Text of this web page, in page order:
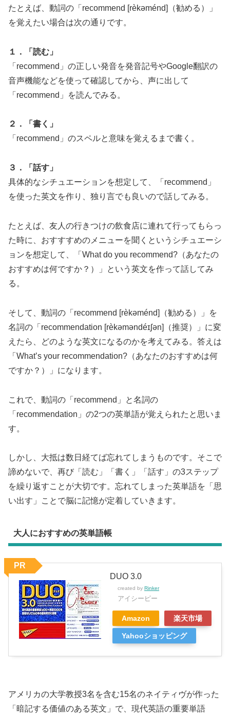
たとえば、動詞の「recommend [rèkəménd]（勧める）」
を覚えたい場合は次の通りです。
１．「読む」
「recommend」の正しい発音を発音記号やGoogle翻訳の
音声機能などを使って確認してから、声に出して
「recommend」を読んでみる。
２．「書く」
「recommend」のスペルと意味を覚えるまで書く。
３．「話す」
具体的なシチュエーションを想定して、「recommend」
を使った英文を作り、独り言でも良いので話してみる。
たとえば、友人の行きつけの飲食店に連れて行ってもらっ
た時に、おすすすめのメニューを聞くというシチュエーシ
ョンを想定して、「What do you recommend?（あなたの
おすすめは何ですか？）」という英文を作って話してみ
る。
そして、動詞の「recommend [rèkəménd]（勧める）」を
名詞の「recommendation [rèkəməndéɪʃən]（推奨）」に変
えたら、どのような英文になるのかを考えてみる。答えは
「What’s your recommendation?（あなたのおすすめは何
ですか？）」になります。
これで、動詞の「recommend」と名詞の
「recommendation」の2つの英単語が覚えられたと思いま
す。
しかし、大抵は数日経てば忘れてしまうものです。そこで
諦めないで、再び「読む」「書く」「話す」の3ステップ
を繰り返すことが大切です。忘れてしまった英単語を「思
い出す」ことで脳に記憶が定着していきます。
大人におすすめの英単語帳
DUO 3.0
created by Rinker
アイシーピー
Amazon 楽天市場
Yahooショッピング
PR
アメリカの大学教授3名を含む15名のネイティヴが作った
「暗記する価値のある英文」で、現代英語の重要単語